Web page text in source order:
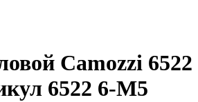
Camozzi 6522
6522 6-М5